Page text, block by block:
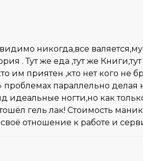
никогда,все
. Тут же еда ,тут же
им приятен ,кто нет кого не
параллельно делая
идеальные ногти,но как
гель лак! Стоимость
отношение к работе и